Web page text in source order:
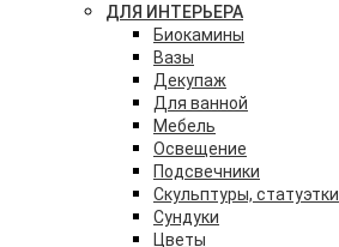
ДЛЯ ИНТЕРЬЕРА
Биокамины
Вазы
Декупаж
Для ванной
Мебель
Освещение
Подсвечники
Скульптуры, статуэтки
Сундуки
Цветы